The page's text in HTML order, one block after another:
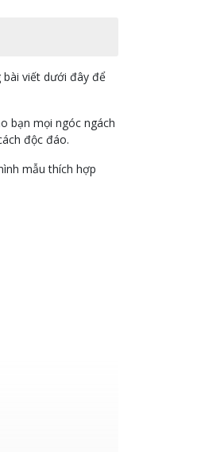
bài viết dưới đây để
bạn mọi ngóc ngách
độc đáo.
mẫu thích hợp